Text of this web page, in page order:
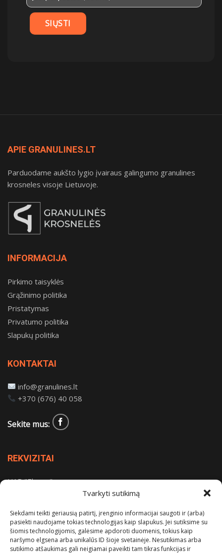
Tvarkyti sutikimą
Siekdami teikti geriausią patirtį, įrenginio informacijai saugoti ir (arba)
pasiekti naudojame tokias technologijas kaip slapukus. Jei sutiksime su
šiomis technologijomis, galėsime apdoroti duomenis, tokius kaip
naršymo elgsena arba unikalūs ID šioje svetainėje. Nesutikimas arba
sutikimo atšaukimas gali neigiamai paveikti tam tikras funkcijas ir
APIE GRANULINES.LT
Parduodame aukšto lygio įvairaus galingumo granulines
krosneles visoje Lietuvoje.
INFORMACIJA
Pirkimo taisyklės
Grąžinimo politika
Pristatymas
Privatumo politika
Slapukų politika
KONTAKTAI
info@granulines.lt
+370 (676) 40 058
Sekite mus:
REKVIZITAI
UAB "Elvesa"
Įm. kodas: 302628786
Sodų g. 36, Kaišiadorių r., Žiežmariai.